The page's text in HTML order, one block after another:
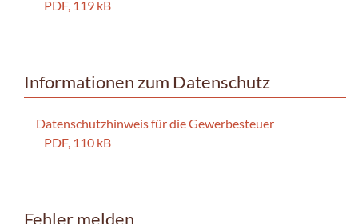
PDF, 119 kB
Informationen zum Datenschutz
Datenschutzhinweis für die Gewerbesteuer
PDF, 110 kB
Fehler melden